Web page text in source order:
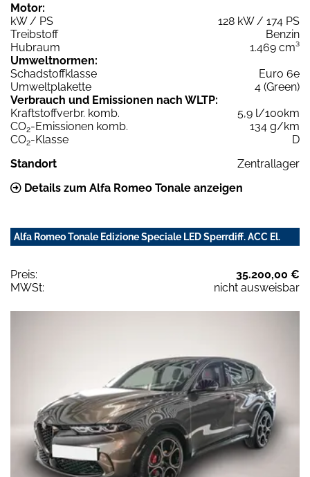
Motor:
kW / PS
128 kW / 174 PS
Treibstoff
Benzin
Hubraum
1.469 cm³
Umweltnormen:
Schadstoffklasse
Euro 6e
Umweltplakette
4 (Green)
Verbrauch und Emissionen nach WLTP:
Kraftstoffverbr. komb.
5,9 l/100km
CO2-Emissionen komb.
134 g/km
CO2-Klasse
D
Standort
Zentrallager
Details zum Alfa Romeo Tonale anzeigen
Alfa Romeo Tonale Edizione Speciale LED Sperrdiff. ACC El.
Preis:
35.200,00 €
MWSt:
nicht ausweisbar